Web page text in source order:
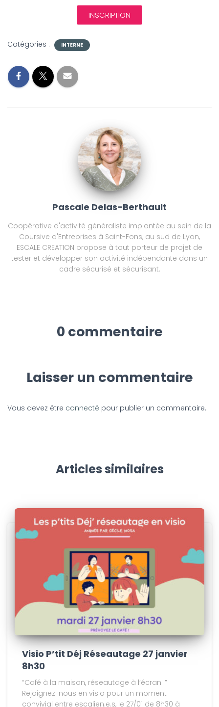
INSCRIPTION
Catégories : INTERNE
Pascale Delas-Berthault
Coopérative d'activité généraliste implantée au sein de la
Coursive d'Entreprises à Saint-Fons, au sud de Lyon,
ESCALE CREATION propose à tout porteur de projet de
tester et développer son activité indépendante dans un
cadre sécurisé et sécurisant.
0 commentaire
Laisser un commentaire
Vous devez être connecté pour publier un commentaire.
Articles similaires
Visio P’tit Déj Réseautage 27 janvier
8h30
“Café à la maison, réseautage à l’écran !”
Rejoignez-nous en visio pour un moment
convivial entre escalien.e.s, le 27/01 de 8h30 à